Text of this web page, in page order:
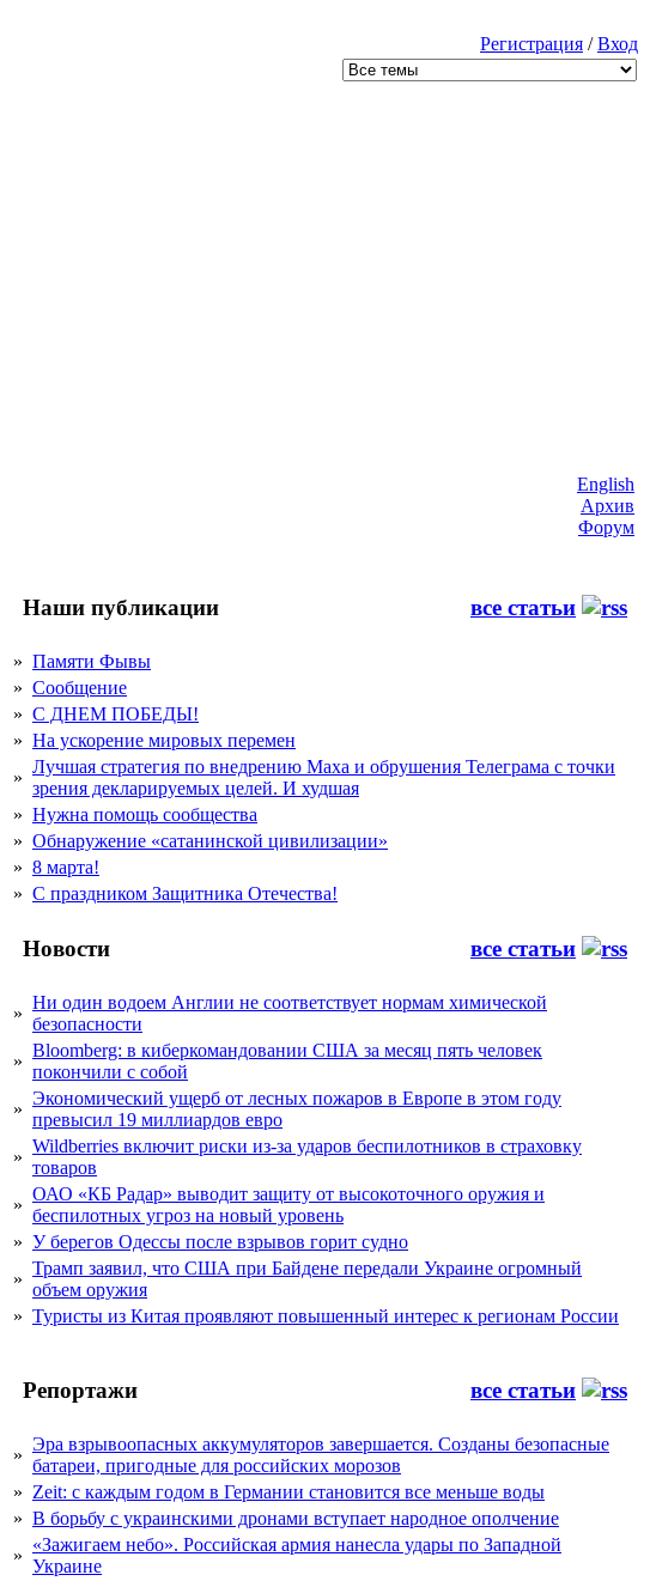
Регистрация /Вход
English
Архив
Форум
Наши публикации все статьи
» Памяти Фывы
» Сообщение
» С ДНЕМ ПОБЕДЫ!
» На ускорение мировых перемен
»
Лучшая стратегия по внедрению Маха и обрушения Телеграма с точки
зрения декларируемых целей. И худшая
» Нужна помощь сообщества
» Обнаружение «сатанинской цивилизации»
» 8 марта!
» С праздником Защитника Отечества!
Новости все статьи
»
Ни один водоем Англии не соответствует нормам химической
безопасности
»
Bloomberg: в киберкомандовании США за месяц пять человек
покончили с собой
»
Экономический ущерб от лесных пожаров в Европе в этом году
превысил 19 миллиардов евро
»
Wildberries включит риски из-за ударов беспилотников в страховку
товаров
»
ОАО «КБ Радар» выводит защиту от высокоточного оружия и
беспилотных угроз на новый уровень
» У берегов Одессы после взрывов горит судно
»
Трамп заявил, что США при Байдене передали Украине огромный
объем оружия
» Туристы из Китая проявляют повышенный интерес к регионам России
Репортажи все статьи
»
Эра взрывоопасных аккумуляторов завершается. Созданы безопасные
батареи, пригодные для российских морозов
» Zeit: с каждым годом в Германии становится все меньше воды
» В борьбу с украинскими дронами вступает народное ополчение
»
«Зажигаем небо». Российская армия нанесла удары по Западной
Украине